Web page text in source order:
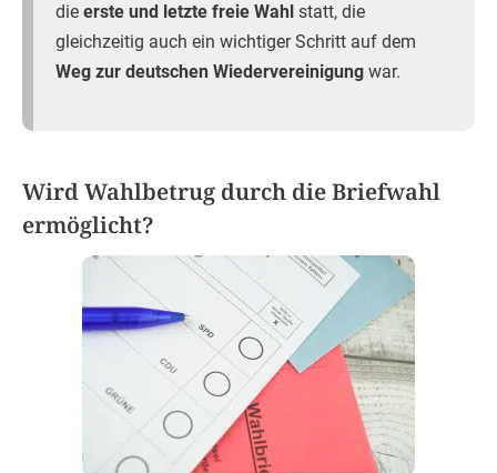
die erste und letzte freie Wahl statt, die
gleichzeitig auch ein wichtiger Schritt auf dem
Weg zur deutschen Wiedervereinigung war.
Wird Wahlbetrug durch die Briefwahl
ermöglicht?